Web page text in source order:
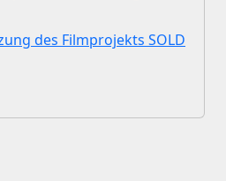
des Filmprojekts SOLD